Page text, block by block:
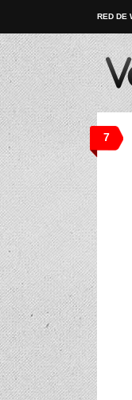
RED DE
7